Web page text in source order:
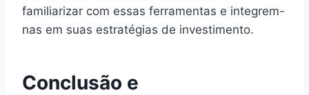
familiarizar com essas ferramentas e integrem-
nas em suas estratégias de investimento.
Conclusão e